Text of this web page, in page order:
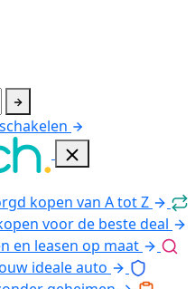
kopen van A tot Z
voor de beste deal
en leasen op maat
ideale auto